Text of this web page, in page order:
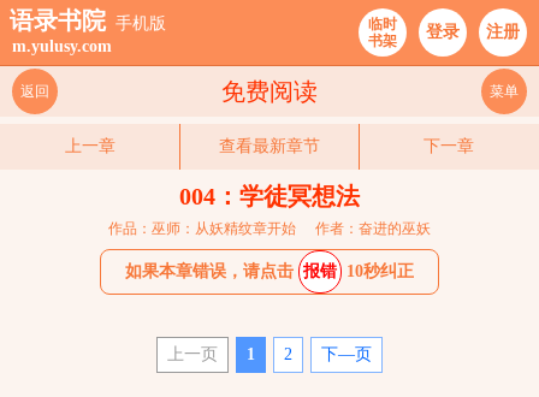
语录书院 手机版
m.yulusy.com
临时
书架
登录 注册
免费阅读
返回 菜单
上一章 查看最新章节 下一章
004：学徒冥想法
作品：巫师：从妖精纹章开始 作者：奋进的巫妖
如果本章错误，请点击 报错 10秒纠正
上一页 1 2 下—页